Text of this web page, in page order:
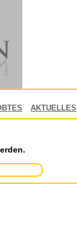
AKTUELLES